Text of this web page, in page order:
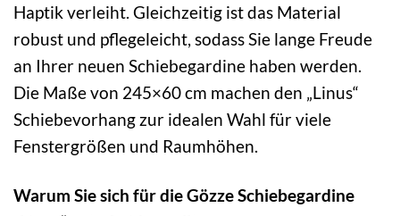
Haptik verleiht. Gleichzeitig ist das Material
robust und pflegeleicht, sodass Sie lange Freude
an Ihrer neuen Schiebegardine haben werden.
Die Maße von 245×60 cm machen den „Linus“
Schiebevorhang zur idealen Wahl für viele
Fenstergrößen und Raumhöhen.
Warum Sie sich für die Gözze Schiebegardine